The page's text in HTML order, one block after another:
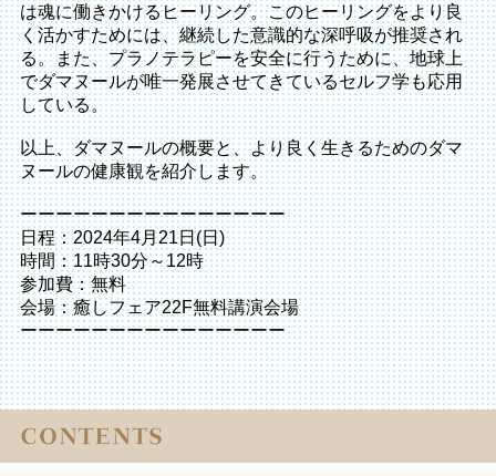
は魂に働きかけるヒーリング。このヒーリングをより良
く活かすためには、継続した意識的な深呼吸が推奨され
る。また、プラノテラピーを安全に行うために、地球上
でダマヌールが唯一発展させてきているセルフ学も応用
している。
以上、ダマヌールの概要と、より良く生きるためのダマ
ヌールの健康観を紹介します。
ーーーーーーーーーーーーーーー
日程：2024年4月21日(日)
時間：11時30分～12時
参加費：無料
会場：癒しフェア22F無料講演会場
ーーーーーーーーーーーーーーー